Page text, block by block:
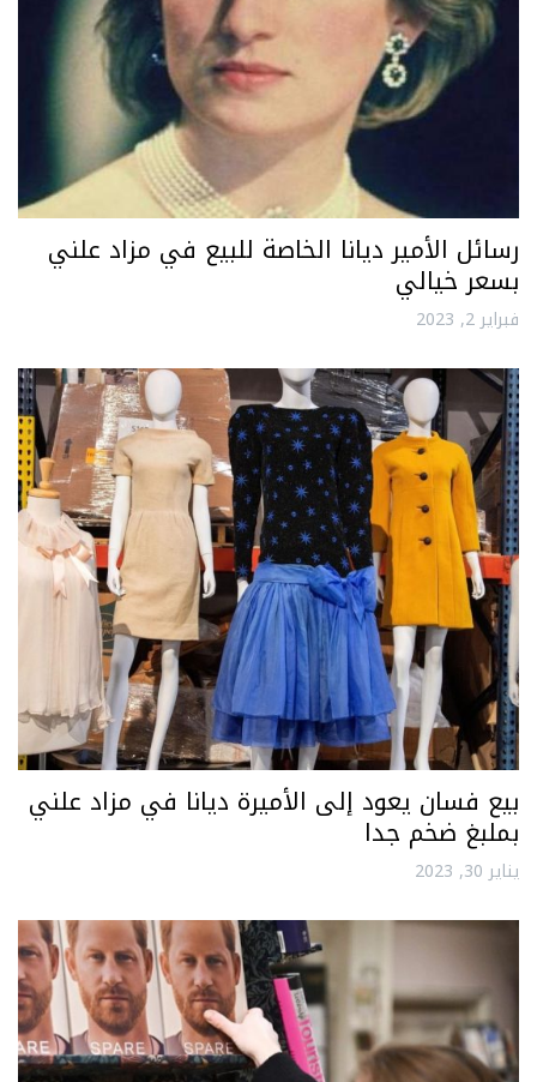
رسائل الأمير ديانا الخاصة للبيع في مزاد علني
بسعر خيالي
فبراير 2, 2023
بيع فسان يعود إلى الأميرة ديانا في مزاد علني
بملبغ ضخم جدا
يناير 30, 2023